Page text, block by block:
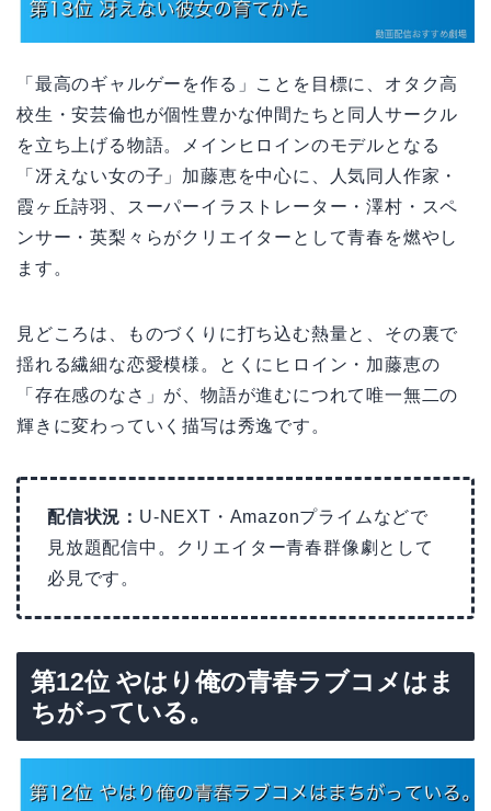
「最高のギャルゲーを作る」ことを目標に、オタク高
校生・安芸倫也が個性豊かな仲間たちと同人サークル
を立ち上げる物語。メインヒロインのモデルとなる
「冴えない女の子」加藤恵を中心に、人気同人作家・
霞ヶ丘詩羽、スーパーイラストレーター・澤村・スペ
ンサー・英梨々らがクリエイターとして青春を燃やし
ます。
見どころは、ものづくりに打ち込む熱量と、その裏で
揺れる繊細な恋愛模様。とくにヒロイン・加藤恵の
「存在感のなさ」が、物語が進むにつれて唯一無二の
輝きに変わっていく描写は秀逸です。
配信状況： U-NEXT・Amazonプライムなどで
見放題配信中。クリエイター青春群像劇として
必見です。
第12位 やはり俺の青春ラブコメはま
ちがっている。